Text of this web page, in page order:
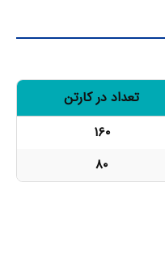
تعداد در کارتن
۱۶۰
۸۰